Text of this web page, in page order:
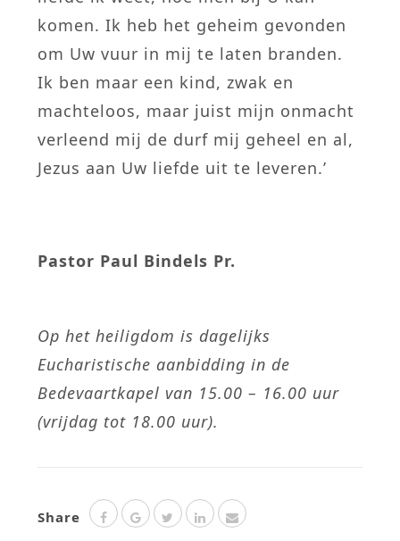
komen. Ik heb het geheim gevonden
om Uw vuur in mij te laten branden.
Ik ben maar een kind, zwak en
machteloos, maar juist mijn onmacht
verleend mij de durf mij geheel en al,
Jezus aan Uw liefde uit te leveren.’
Pastor Paul Bindels Pr.
Op het heiligdom is dagelijks
Eucharistische aanbidding in de
Bedevaartkapel van 15.00 – 16.00 uur
(vrijdag tot 18.00 uur).
Share